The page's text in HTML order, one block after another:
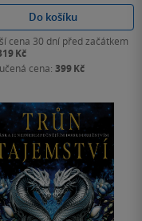
Do košíku
cena 30 dní před začátkem
Kč
cena: 399 Kč